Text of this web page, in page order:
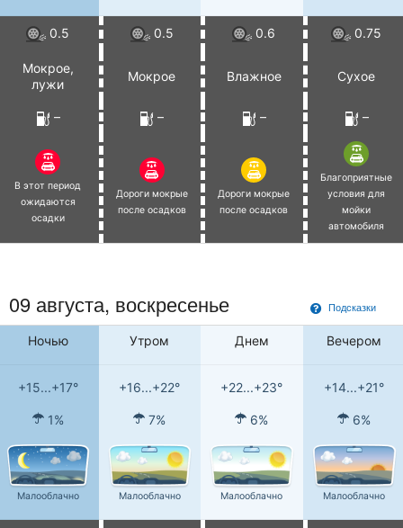
0.5 0.5 0.6 0.75
Мокрое,
лужи
Мокрое Влажное Сухое
– – – –
В этот период
ожидаются
осадки
Дороги мокрые
после осадков
Дороги мокрые
после осадков
Благоприятные
условия для
мойки
автомобиля
Подсказки
09 августа, воскресенье
Ночью Утром Днем Вечером
+15...+17° +16...+22° +22...+23° +14...+21°
1% 7% 6% 6%
Малооблачно Малооблачно Малооблачно Малооблачно